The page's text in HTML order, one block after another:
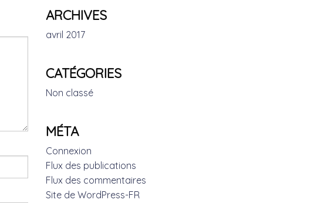
ARCHIVES
avril 2017
CATÉGORIES
Non classé
MÉTA
Connexion
Flux des publications
Flux des commentaires
Site de WordPress-FR